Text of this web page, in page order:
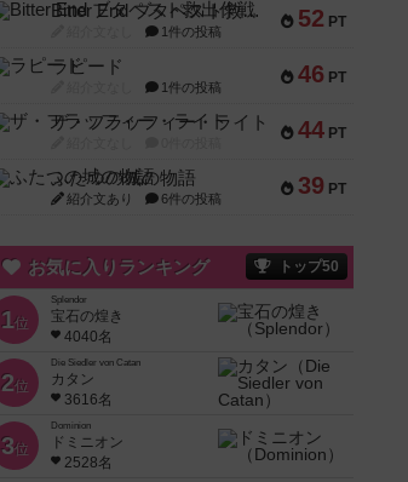
52 PT
Bitter End ブタペスト救出作戦
1件の投稿
46 PT
ラピード
1件の投稿
44 PT
ザ・フラッフィー・ライト
39 PT
ふたつの城の物語
紹介文あり 6件の投稿
お気に入りランキング トップ50
1位
Splendor
宝石の煌き
4040名
2位
Die Siedler von Catan
カタン
3616名
3位
Dominion
ドミニオン
2528名